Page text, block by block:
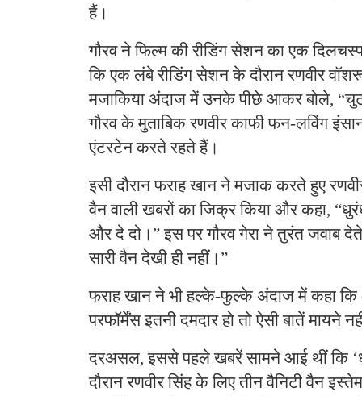
हैं।
गौरव ने फिल्म की रीडिंग सेशन का एक
कि एक लंबे रीडिंग सेशन के दौरान रणवीर
मजाकिया अंदाज में उनके पीछे आकर बोले,
गौरव के मुताबिक रणवीर काफी फन-लविंग
एंटरटेन करते रहते हैं।
इसी दौरान फराह खान ने मजाक करते हुए
वैन वाली खबरों का जिक्र किया और कहा,
और दे दो।” इस पर गौरव गेरा ने तुरंत जवाब
सारी वैन देखी ही नहीं।”
फराह खान ने भी हल्के-फुल्के अंदाज में कहा
परफॉर्मेंस इतनी दमदार हो तो ऐसी बातें मायने
दरअसल, इससे पहले खबरें सामने आई थीं कि
दौरान रणवीर सिंह के लिए तीन वैनिटी वैन